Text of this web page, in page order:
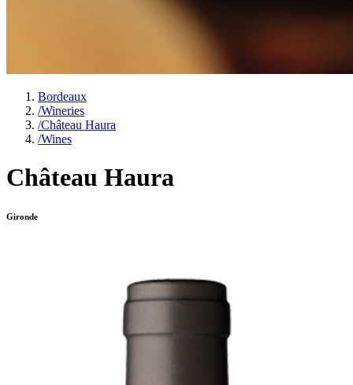
Bordeaux
/Wineries
/Château Haura
/Wines
Château Haura
Gironde